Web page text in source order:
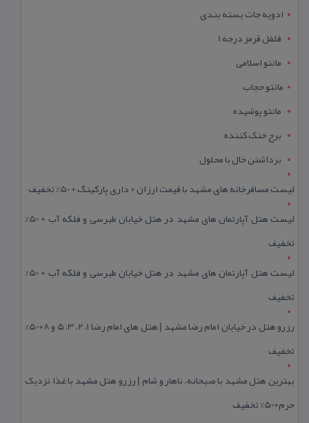
ادویه جات بسته بندی
فلفل قرمز درجه 1
مانتو اسلامی
مانتو حجاب
مانتو پوشیده
برج خنک کننده
برداشتن خال با محلول
لیست مسافرخانه های مشهد با قیمت ارزان + داری پارکینگ + 50% تخفیف
لیست هتل آپارتمان های مشهد در هتل خیابان طبرسی و فلکه آب + 50%
تخفیف
لیست هتل آپارتمان های مشهد در هتل خیابان طبرسی و فلکه آب + 50%
تخفیف
رزرو هتل در خیابان امام رضا مشهد | هتل‌ های امام رضا 1، 2، 3، 5 و 8+50%
تخفیف
بهترین هتل مشهد با صبحانه، ناهار و شام | رزرو هتل مشهد با غذا نزدیک
حرم+50% تخفیف